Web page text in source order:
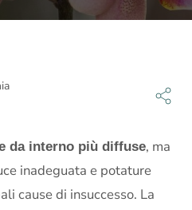
da interno più diffuse, ma
inadeguata e potature
cause di insuccesso. La